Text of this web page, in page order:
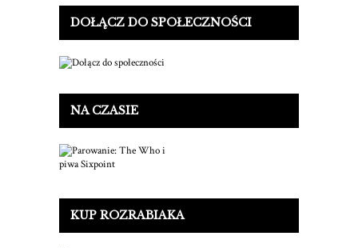
DOŁĄCZ DO SPOŁECZNOŚCI
NA CZASIE
KUP ROZRABIAKA